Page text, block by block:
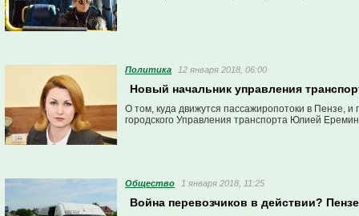
Политика 12 января 2018, 06:00
Новый начальник управления
О том, куда движутся пассажиропотоки в Пензе,
городского Управления транспорта Юлией
Общество 1 января 2018, 11:25
Война перевозчиков в действии?